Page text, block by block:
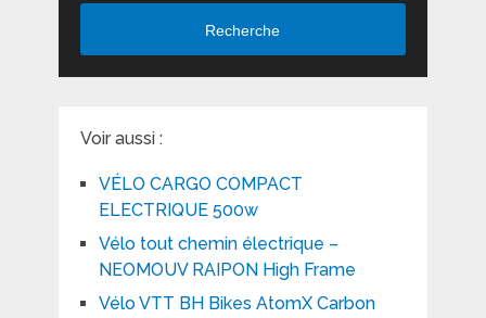
Recherche
Voir aussi :
VÉLO CARGO COMPACT
ELECTRIQUE 500w
Vélo tout chemin électrique –
NEOMOUV RAIPON High Frame
Vélo VTT BH Bikes AtomX Carbon